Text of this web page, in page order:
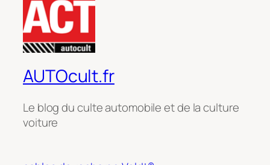
AUTOcult.fr
Le blog du culte automobile et de la culture
voiture